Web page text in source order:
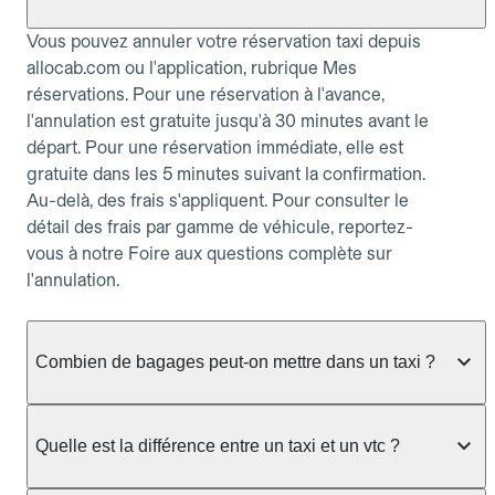
Vous pouvez annuler votre réservation taxi depuis
allocab.com ou l'application, rubrique Mes
réservations. Pour une réservation à l'avance,
l'annulation est gratuite jusqu'à 30 minutes avant le
départ. Pour une réservation immédiate, elle est
gratuite dans les 5 minutes suivant la confirmation.
Au-delà, des frais s'appliquent. Pour consulter le
détail des frais par gamme de véhicule, reportez-
vous à notre Foire aux questions complète sur
l'annulation.
Combien de bagages peut-on mettre dans un taxi ?
taxi berline accueille en général jusqu'à 3 bagages
Quelle est la différence entre un taxi et un vtc ?